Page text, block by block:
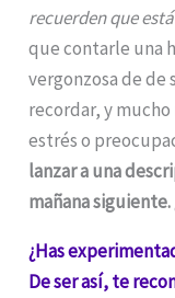
recuerden que
que contarle una
vergonzosa de de
recordar, y
estrés o
lanzar a una
mañana siguiente.
¿Has
De ser así, te